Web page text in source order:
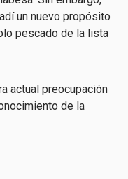
un nuevo propósito
pescado de la lista
actual preocupación
de la